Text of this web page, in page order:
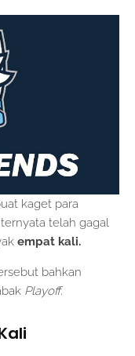
kaget para
telah gagal
empat kali.
bahkan
Playoff.